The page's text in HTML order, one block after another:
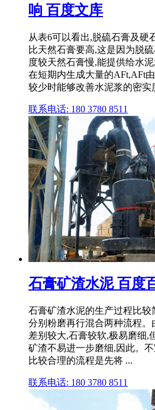
响 百度文库
从表6可以看出,脱硫石膏及硬
比天然石膏要高,这是因为脱
度较天然石膏慢,能提供给水
在短期内生成大量的AFt,AFt
较少时能够改善水泥浆的密实
联系电话: 180 3780 8511
石膏矿渣水泥 百度
石膏矿渣水泥的生产过程比
分别粉磨再行混合两种流程
差别较大,石膏较软,极易磨细,
矿渣不易进一步磨细,因此。
比较合理的流程是先将 ...
联系电话: 180 3780 8511